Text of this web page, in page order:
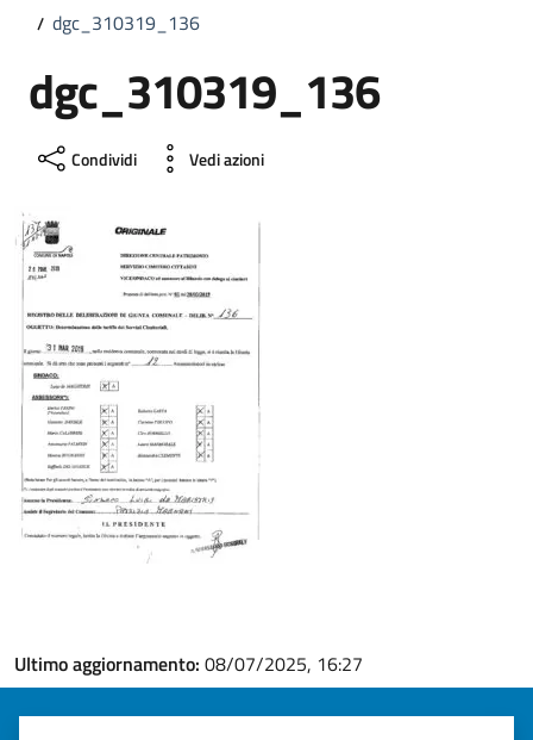
dgc_310319_136
dgc_310319_136
Condividi Vedi azioni
Ultimo aggiornamento: 08/07/2025, 16:27